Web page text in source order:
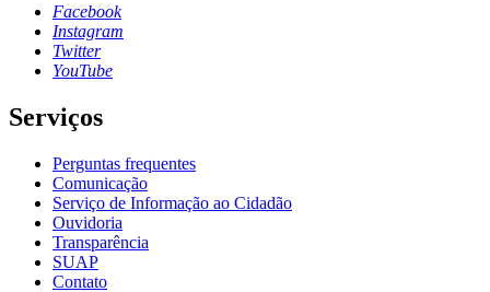
Facebook
Instagram
Twitter
YouTube
Serviços
Perguntas frequentes
Comunicação
Serviço de Informação ao Cidadão
Ouvidoria
Transparência
SUAP
Contato